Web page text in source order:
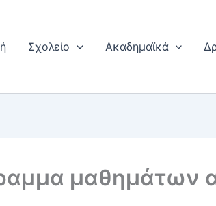
Σχολείο Ακαδημαϊκά
μαθημάτων